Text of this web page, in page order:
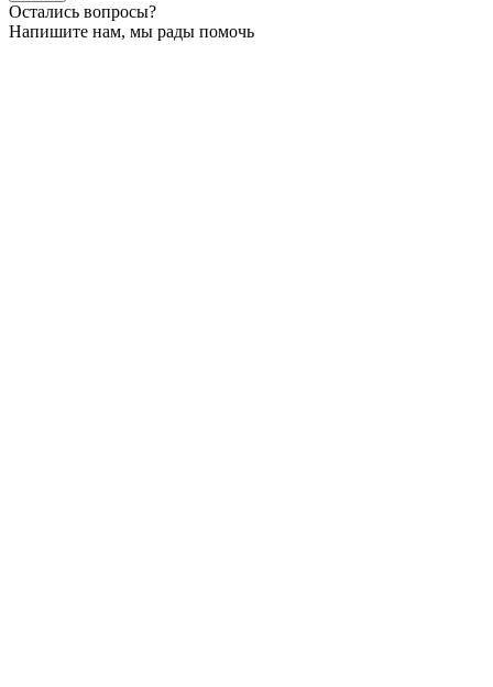
Остались вопросы?
Напишите нам, мы рады помочь